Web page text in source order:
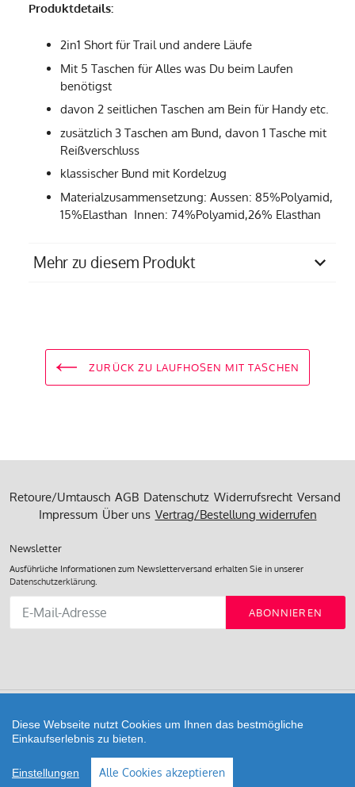
Produktdetails:
2in1 Short für Trail und andere Läufe
Mit 5 Taschen für Alles was Du beim Laufen
benötigst
davon 2 seitlichen Taschen am Bein für Handy etc.
zusätzlich 3 Taschen am Bund, davon 1 Tasche mit
Reißverschluss
klassischer Bund mit Kordelzug
Materialzusammensetzung: Aussen: 85%Polyamid,
15%Elasthan Innen: 74%Polyamid,26% Elasthan
Mehr zu diesem Produkt
Pflegempfehlung 30 Grad Feinwäsche
ZURÜCK ZU LAUFHOSEN MIT TASCHEN
Retoure/Umtausch AGB Datenschutz Widerrufsrecht Versand
Impressum Über uns Vertrag/Bestellung widerrufen
Newsletter
Ausführliche Informationen zum Newsletterversand erhalten Sie in unserer
Datenschutzerklärung.
unsere
ABONNIEREN
Zahlungsarten
Shop erstellt mit VersaCommerce.
Diese Webseite nutzt Cookies um Ihnen das bestmögliche
Einkaufserlebnis zu bieten.
Einstellungen Alle Cookies akzeptieren